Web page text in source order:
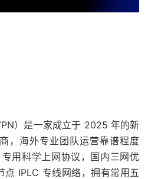
）是一家成立于 2025 年的新
，海外专业团队运营靠谱程度
用科学上网协议，国内三网优
点 IPLC 专线网络，拥有常用五